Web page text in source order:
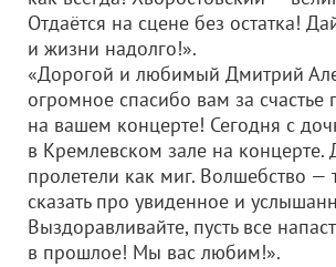
Отдаётся на сцене без остатка!
и жизни надолго!».
«Дорогой и любимый Дмитрий
огромное спасибо вам за счастье
на вашем концерте! Сегодня с
в Кремлевском зале на концерте.
пролетели как миг. Волшебство —
сказать про увиденное и
Выздоравливайте, пусть все
в прошлое! Мы вас любим!».